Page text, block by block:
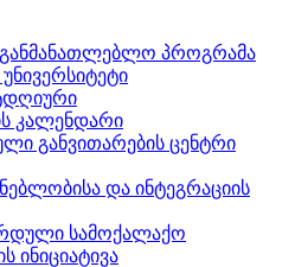
პროგრამა
კალენდარი
განვითარების ცენტრი
და ინტეგრაციის
სამოქალაქო
ინიციატივა